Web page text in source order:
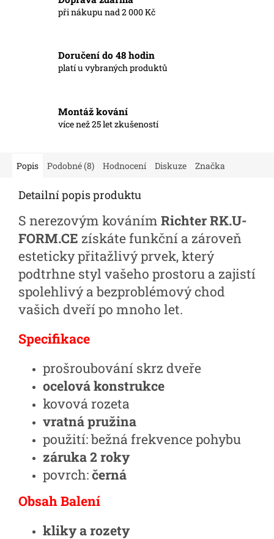
při nákupu nad 2 000 Kč
Doručení do 48 hodin
platí u vybraných produktů
Montáž kování
více než 25 let zkušeností
Popis Podobné (8) Hodnocení Diskuze Značka
Detailní popis produktu
S nerezovým kováním Richter RK.U-
FORM.CE získáte funkční a zároveň
esteticky přitažlivý prvek, který
podtrhne styl vašeho prostoru a zajistí
spolehlivý a bezproblémový chod
vašich dveří po mnoho let.
Specifikace
prošroubování skrz dveře
ocelová konstrukce
kovová rozeta
vratná pružina
použití: bežná frekvence pohybu
záruka 2 roky
povrch:černá
Obsah Balení
kliky a rozety